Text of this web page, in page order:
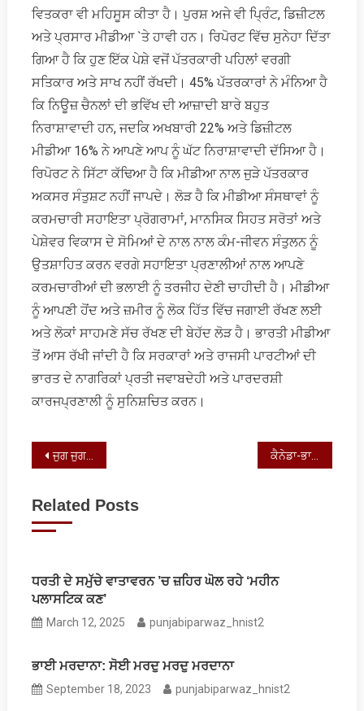
ਵਿਤਕਰਾ ਵੀ ਮਹਿਸੂਸ ਕੀਤਾ ਹੈ। ਪੁਰਸ਼ ਅਜੇ ਵੀ ਪ੍ਰਿੰਟ, ਡਿਜ਼ੀਟਲ
ਅਤੇ ਪ੍ਰਸਾਰ ਮੀਡੀਆ `ਤੇ ਹਾਵੀ ਹਨ। ਰਿਪੋਰਟ ਵਿੱਚ ਸੁਨੇਹਾ ਦਿੱਤਾ
ਗਿਆ ਹੈ ਕਿ ਹੁਣ ਇੱਕ ਪੇਸ਼ੇ ਵਜੋਂ ਪੱਤਰਕਾਰੀ ਪਹਿਲਾਂ ਵਰਗੀ
ਸਤਿਕਾਰ ਅਤੇ ਸਾਖ ਨਹੀਂ ਰੱਖਦੀ। 45% ਪੱਤਰਕਾਰਾਂ ਨੇ ਮੰਨਿਆ ਹੈ
ਕਿ ਨਿਊਜ਼ ਚੈਨਲਾਂ ਦੀ ਭਵਿੱਖ ਦੀ ਆਜ਼ਾਦੀ ਬਾਰੇ ਬਹੁਤ
ਨਿਰਾਸ਼ਾਵਾਦੀ ਹਨ, ਜਦਕਿ ਅਖਬਾਰੀ 22% ਅਤੇ ਡਿਜ਼ੀਟਲ
ਮੀਡੀਆ 16% ਨੇ ਆਪਣੇ ਆਪ ਨੂੰ ਘੱਟ ਨਿਰਾਸ਼ਾਵਾਦੀ ਦੱਸਿਆ ਹੈ।
ਰਿਪੋਰਟ ਨੇ ਸਿੱਟਾ ਕੱਢਿਆ ਹੈ ਕਿ ਮੀਡੀਆ ਨਾਲ ਜੁੜੇ ਪੱਤਰਕਾਰ
ਅਕਸਰ ਸੰਤੁਸ਼ਟ ਨਹੀਂ ਜਾਪਦੇ। ਲੋੜ ਹੈ ਕਿ ਮੀਡੀਆ ਸੰਸਥਾਵਾਂ ਨੂੰ
ਕਰਮਚਾਰੀ ਸਹਾਇਤਾ ਪ੍ਰੋਗਰਾਮਾਂ, ਮਾਨਸਿਕ ਸਿਹਤ ਸਰੋਤਾਂ ਅਤੇ
ਪੇਸ਼ੇਵਰ ਵਿਕਾਸ ਦੇ ਸੋਮਿਆਂ ਦੇ ਨਾਲ ਨਾਲ ਕੰਮ-ਜੀਵਨ ਸੰਤੁਲਨ ਨੂੰ
ਉਤਸ਼ਾਹਿਤ ਕਰਨ ਵਰਗੇ ਸਹਾਇਤਾ ਪ੍ਰਣਾਲੀਆਂ ਨਾਲ ਆਪਣੇ
ਕਰਮਚਾਰੀਆਂ ਦੀ ਭਲਾਈ ਨੂੰ ਤਰਜੀਹ ਦੇਣੀ ਚਾਹੀਦੀ ਹੈ। ਮੀਡੀਆ
ਨੂੰ ਆਪਣੀ ਹੋਂਦ ਅਤੇ ਜ਼ਮੀਰ ਨੂੰ ਲੋਕ ਹਿੱਤ ਵਿੱਚ ਜਗਾਈ ਰੱਖਣ ਲਈ
ਅਤੇ ਲੋਕਾਂ ਸਾਹਮਣੇ ਸੱਚ ਰੱਖਣ ਦੀ ਬੇਹੱਦ ਲੋੜ ਹੈ। ਭਾਰਤੀ ਮੀਡੀਆ
ਤੋਂ ਆਸ ਰੱਖੀ ਜਾਂਦੀ ਹੈ ਕਿ ਸਰਕਾਰਾਂ ਅਤੇ ਰਾਜਸੀ ਪਾਰਟੀਆਂ ਦੀ
ਭਾਰਤ ਦੇ ਨਾਗਰਿਕਾਂ ਪ੍ਰਤੀ ਜਵਾਬਦੇਹੀ ਅਤੇ ਪਾਰਦਰਸ਼ੀ
ਕਾਰਜਪ੍ਰਣਾਲੀ ਨੂੰ ਸੁਨਿਸ਼ਚਿਤ ਕਰਨ।
Post
ਜੁਗ ਜੁਗ ਜੀਓ, ਇਹ ਮੇਰੀ ਹੈ ਆਰਜ਼ੂ ਕੈਨੇਡਾ-ਭਾਰਤ ਸਬੰਧਾਂ ਵਿੱਚ ਕੁੜੱਤਣ ਨਰਮ ਪੈਣ ਦੇ ਆਸਾਰ
Related Posts
ਧਰਤੀ ਦੇ ਸਮੁੱਚੇ ਵਾਤਾਵਰਨ ’ਚ ਜ਼ਹਿਰ ਘੋਲ ਰਹੇ ‘ਮਹੀਨ
ਪਲਾਸਟਿਕ ਕਣ’
March 12, 2025 punjabiparwaz_hnist2
ਭਾਈ ਮਰਦਾਨਾ: ਸੋਈ ਮਰਦੁ ਮਰਦੁ ਮਰਦਾਨਾ
September 18, 2023 punjabiparwaz_hnist2